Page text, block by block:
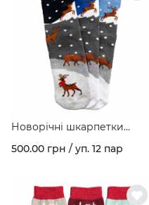
Новорічні шкарпетки
зимові махрові з малюнком
"Олені на пагорбі" асорті
500.00 грн / уп. 12 пар